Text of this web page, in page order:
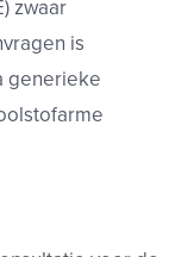
zwaar
is
generieke